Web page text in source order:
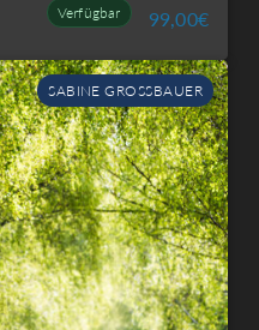
Verfügbar 99,00€
SABINE GROSSBAUER